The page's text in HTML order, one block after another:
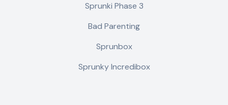
Sprunki Phase 3
Bad Parenting
Sprunbox
Sprunky Incredibox